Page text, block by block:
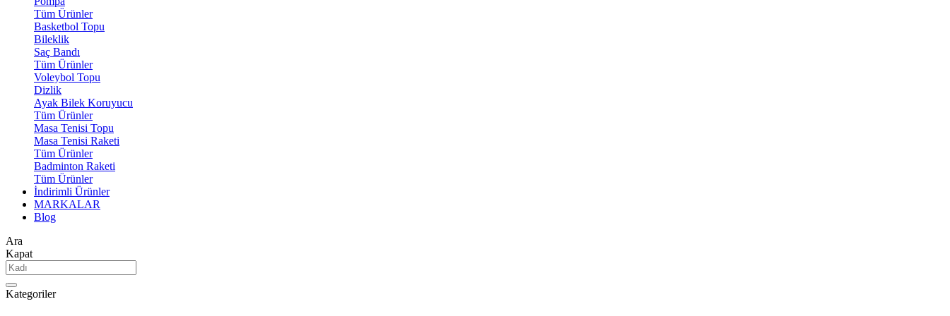
Tüm Ürünler
Basketbol Topu
Bileklik
Saç Bandı
Tüm Ürünler
Voleybol Topu
Dizlik
Ayak Bilek Koruyucu
Tüm Ürünler
Masa Tenisi Topu
Masa Tenisi Raketi
Tüm Ürünler
Badminton Raketi
Tüm Ürünler
İndirimli Ürünler
MARKALAR
Blog
Ara
Kapat
Kategoriler